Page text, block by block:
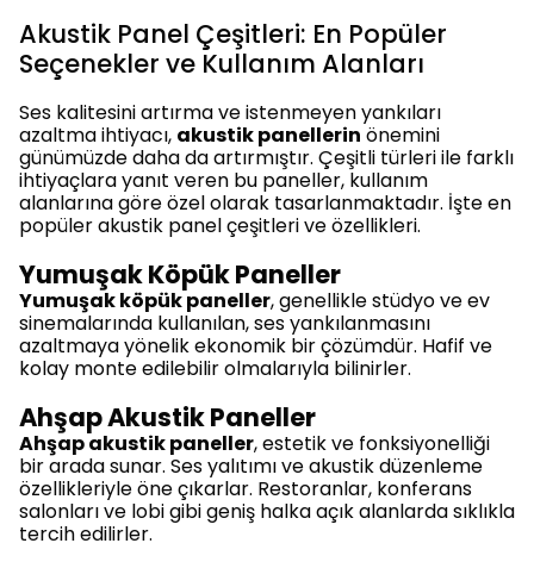
Akustik Panel Çeşitleri: En Popüler
Seçenekler ve Kullanım Alanları
Ses kalitesini artırma ve istenmeyen yankıları
azaltma ihtiyacı, akustik panellerin önemini
günümüzde daha da artırmıştır. Çeşitli türleri ile farklı
ihtiyaçlara yanıt veren bu paneller, kullanım
alanlarına göre özel olarak tasarlanmaktadır. İşte en
popüler akustik panel çeşitleri ve özellikleri.
Yumuşak Köpük Paneller
Yumuşak köpük paneller, genellikle stüdyo ve ev
sinemalarında kullanılan, ses yankılanmasını
azaltmaya yönelik ekonomik bir çözümdür. Hafif ve
kolay monte edilebilir olmalarıyla bilinirler.
Ahşap Akustik Paneller
Ahşap akustik paneller, estetik ve fonksiyonelliği
bir arada sunar. Ses yalıtımı ve akustik düzenleme
özellikleriyle öne çıkarlar. Restoranlar, konferans
salonları ve lobi gibi geniş halka açık alanlarda sıklıkla
tercih edilirler.